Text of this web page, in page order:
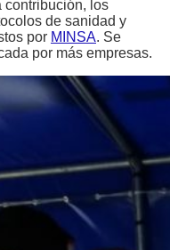
contribución, los
de sanidad y
por MINSA. Se
por más empresas.